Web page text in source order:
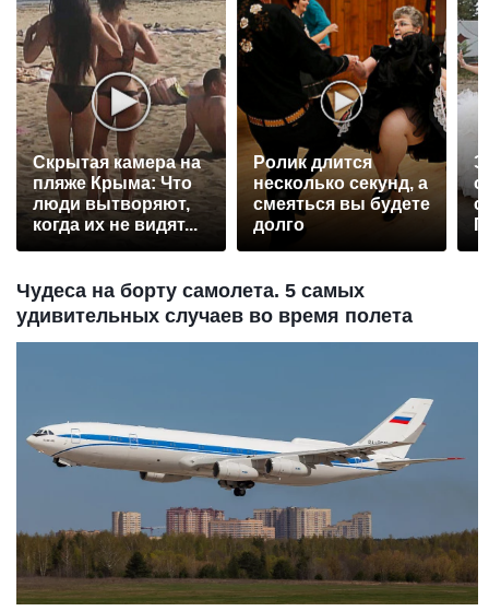
Скрытая камера на
пляже Крыма: Что
люди вытворяют,
когда их не видят...
Ролик длится
несколько секунд, а
смеяться вы будете
долго
Чудеса на борту самолета. 5 самых
удивительных случаев во время полета